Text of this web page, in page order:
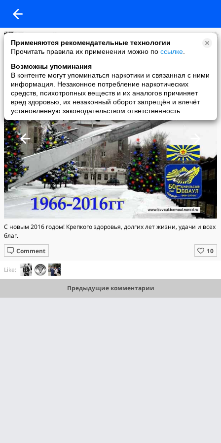
Применяются рекомендательные технологии
Прочитать правила их применении можно по ссылке
Возможны упоминания
В контенте могут упоминаться наркотики и связанная с ними
информация. Незаконное потребление наркотических
средств, психотропных веществ и их аналогов причиняет
вред здоровью, их незаконный оборот запрещён и влечёт
установленную законодательством ответственность
Валерий Егоров
added a photo
31 Dec в 12:25
С новым 2016 годом! Крепкого здоровья, долгих лет жизни, удачи и всех
благ.
Comment
Like:
Предыдущие комментарии